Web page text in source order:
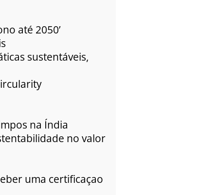
até 2050’
sustentáveis,
na Índia
no valor
uma certificaçao